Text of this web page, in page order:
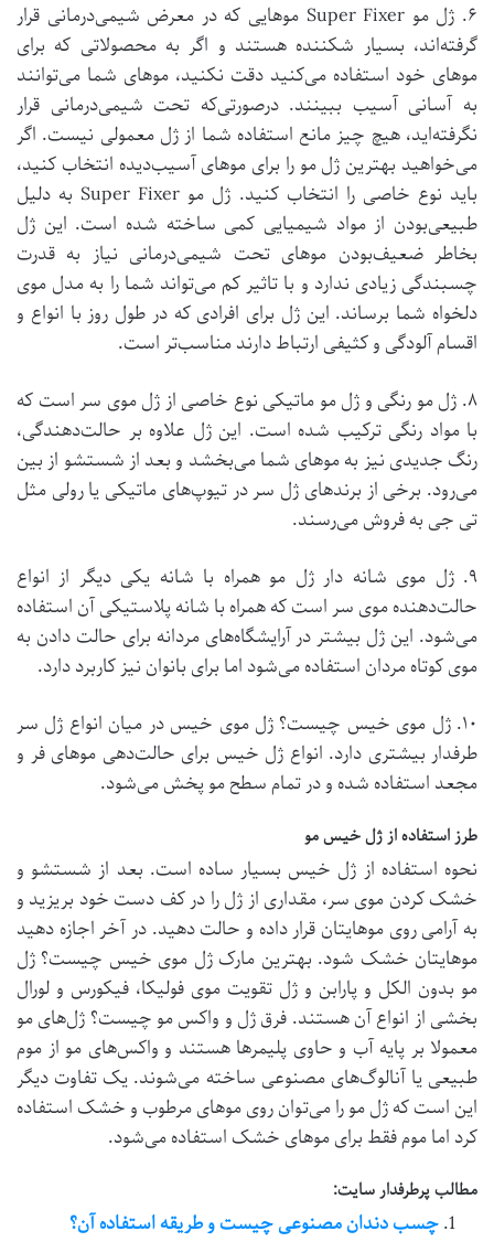
۶. ژل مو Super Fixer موهایی که در معرض شیمی‌درمانی قرار
گرفته‌اند، بسیار شکننده هستند و اگر به محصولاتی که برای
موهای خود استفاده می‌کنید دقت نکنید، موهای شما می‌توانند
به آسانی آسیب ببینند. درصورتی‌که تحت شیمی‌درمانی قرار
نگرفته‌اید، هیچ چیز مانع استفاده شما از ژل معمولی نیست. اگر
می‌خواهید بهترین ژل مو را برای موهای آسیب‌دیده انتخاب کنید،
باید نوع خاصی را انتخاب کنید. ژل مو Super Fixer به دلیل
طبیعی‌بودن از مواد شیمیایی کمی ساخته شده است. این ژل
بخاطر ضعیف‌بودن موهای تحت شیمی‌درمانی نیاز به قدرت
چسبندگی زیادی ندارد و با تاثیر کم می‌تواند شما را به مدل موی
دلخواه شما برساند. این ژل برای افرادی که در طول روز با انواع و
اقسام آلودگی و کثیفی ارتباط دارند مناسب‌تر است.
۸. ژل مو رنگی و ژل مو ماتیکی نوع خاصی از ژل موی سر است که
با مواد رنگی ترکیب شده است. این ژل علاوه بر حالت‌دهندگی،
رنگ جدیدی نیز به موهای شما می‌بخشد و بعد از شستشو از بین
می‌رود. برخی از برندهای ژل سر در تیوپ‌های ماتیکی یا رولی مثل
تی جی به فروش می‌رسند.
۹. ژل موی شانه دار ژل مو همراه با شانه یکی دیگر از انواع
حالت‌دهنده موی سر است که همراه با شانه پلاستیکی آن استفاده
می‌شود. این ژل بیشتر در آرایشگاه‌های مردانه برای حالت دادن به
موی کوتاه مردان استفاده می‌شود اما برای بانوان نیز کاربرد دارد.
۱۰. ژل موی خیس چیست؟ ژل موی خیس در میان انواع ژل سر
طرفدار بیشتری دارد. انواع ژل خیس برای حالت‌دهی موهای فر و
مجعد استفاده شده و در تمام سطح مو پخش می‌شود.
طرز استفاده از ژل خیس مو
نحوه استفاده از ژل خیس بسیار ساده است. بعد از شستشو و
خشک کردن موی سر، مقداری از ژل را در کف دست خود بریزید و
به آرامی روی موهایتان قرار داده و حالت دهید. در آخر اجازه دهید
موهایتان خشک شود. بهترین مارک ژل موی خیس چیست؟ ژل
مو بدون الکل و پارابن و ژل تقویت موی فولیکا، فیکورس و لورال
بخشی از انواع آن هستند. فرق ژل و واکس مو چیست؟ ژل‌های مو
معمولا بر پایه آب و حاوی پلیمرها هستند و واکس‌های مو از موم
طبیعی یا آنالوگ‌های مصنوعی ساخته می‌شوند. یک تفاوت دیگر
این است که ژل مو را می‌توان روی موهای مرطوب و خشک استفاده
کرد اما موم فقط برای موهای خشک استفاده می‌شود.
مطالب پرطرفدار سایت:
چسب دندان مصنوعی چیست و طریقه استفاده آن؟